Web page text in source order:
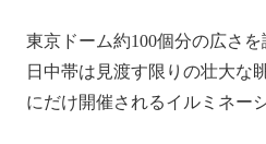
東京ドーム約100個分の広さを
日中帯は見渡す限りの壮大な
にだけ開催されるイルミネー